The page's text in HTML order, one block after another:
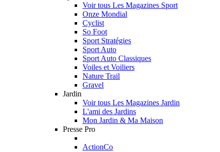
Voir tous Les Magazines Sport
Onze Mondial
Cyclist
So Foot
Sport Stratégies
Sport Auto
Sport Auto Classiques
Voiles et Voiliers
Nature Trail
Gravel
Jardin
Voir tous Les Magazines Jardin
L'ami des Jardins
Mon Jardin & Ma Maison
Presse Pro
ActionCo